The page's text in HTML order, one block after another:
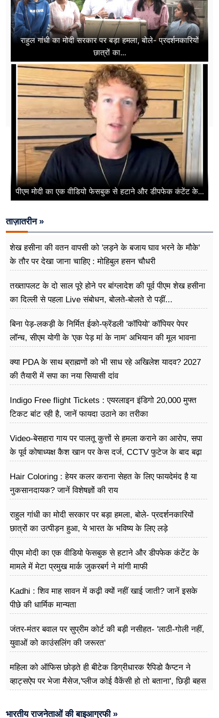
राहुल गांधी का मोदी सरकार पर बड़ा हमला, बोले- प्रदर्शनकारियों
छात्रों का...
पीएम मोदी का एक वीडियो फेसबुक से हटाने और डीपफेक कंटेंट के...
ताज़ातरीन »
शेख हसीना की वतन वापसी को 'लड़ने के बजाय घाव भरने के मौके'
के तौर पर देखा जाना चाहिए : मोहिबुल हसन चौधरी
तख्तापलट के दो साल पूरे होने पर बांग्लादेश की पूर्व पीएम शेख हसीना
का दिल्ली से पहला Live संबोधन, बोलते-बोलते रो पड़ीं...
बिना पेड़-लकड़ी के निर्मित ईको-फ्रेंडली 'कॉपियो' कॉपियर पेपर
लॉन्च, सीएम योगी के 'एक पेड़ मां के नाम' अभियान की मूल भावना
क्या PDA के साथ ब्राह्मणों को भी साध रहे अखिलेश यादव? 2027
की तैयारी में सपा का नया सियासी दांव
Indigo Free flight Tickets : एयरलाइन इंडिगो 20,000 मुफ्त
टिकट बांट रही है, जानें फायदा उठाने का तरीका
Video-बेसहारा गाय पर पालतू कुत्तों से हमला कराने का आरोप, सपा
के पूर्व कोषाध्यक्ष कैश खान पर केस दर्ज, CCTV फुटेज के बाद बढ़ा
Hair Coloring : हेयर कलर कराना सेहत के लिए फायदेमंद है या
नुकसानदायक? जानें विशेषज्ञों की राय
राहुल गांधी का मोदी सरकार पर बड़ा हमला, बोले- प्रदर्शनकारियों
छात्रों का उत्पीड़न हुआ, ये भारत के भविष्य के लिए लड़े
पीएम मोदी का एक वीडियो फेसबुक से हटाने और डीपफेक कंटेंट के
मामले में मेटा प्रमुख मार्क जुकरबर्ग ने मांगी माफी
Kadhi : शिव माह सावन में कढ़ी क्यों नहीं खाई जाती? जानें इसके
पीछे की धार्मिक मान्यता
जंतर-मंतर बवाल पर सुप्रीम कोर्ट की बड़ी नसीहत- 'लाठी-गोली नहीं,
युवाओं को काउंसलिंग की जरूरत'
महिला को ऑफिस छोड़ते ही बीटेक डिग्रीधारक रैपिडो कैप्टन ने
व्हाट्सऐप पर भेजा मैसेज,'प्लीज कोई वैकेंसी हो तो बताना', छिड़ी बहस
भारतीय राजनेताओं की बाइआग्रफी »